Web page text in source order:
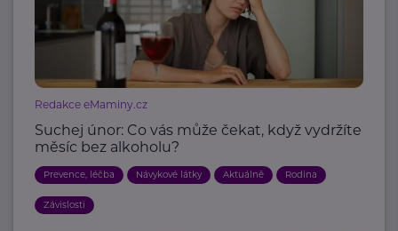
Redakce eMaminy.cz
Suchej únor: Co vás může čekat, když vydržíte
měsíc bez alkoholu?
Prevence, léčba Návykové látky Aktuálně Rodina
Závislosti